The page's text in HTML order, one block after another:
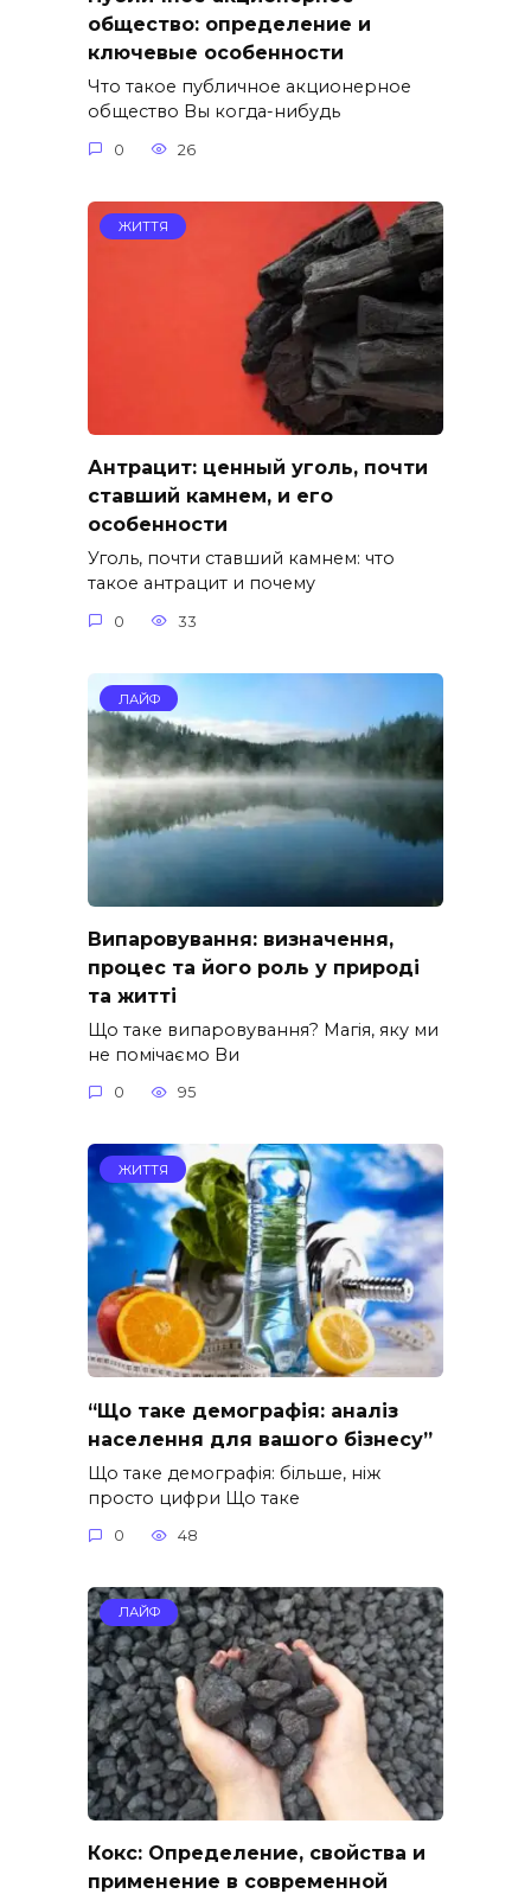
общество: определение и
ключевые особенности
Что такое публичное акционерное
общество Вы когда-нибудь
0 26
ЖИТТЯ
Антрацит: ценный уголь, почти
ставший камнем, и его
особенности
Уголь, почти ставший камнем: что
такое антрацит и почему
0 33
ЛАЙФ
Випаровування: визначення,
процес та його роль у природі
та житті
Що таке випаровування? Магія, яку ми
не помічаємо Ви
0 95
ЖИТТЯ
“Що таке демографія: аналіз
населення для вашого бізнесу”
Що таке демографія: більше, ніж
просто цифри Що таке
0 48
ЛАЙФ
Кокс: Определение, свойства и
применение в современной